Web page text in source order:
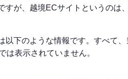
すが、越境ECサイトというのは
以下のような情報です。すべて、
は表示されていません。